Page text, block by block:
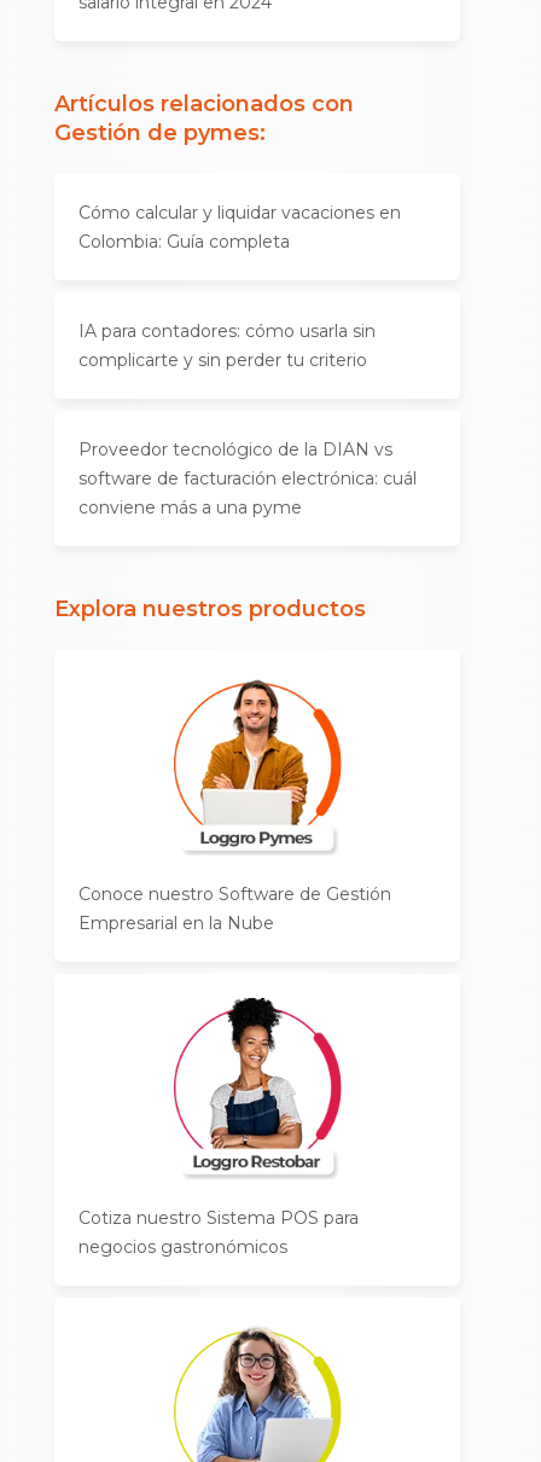
Artículos relacionados con
Gestión de pymes:
Cómo calcular y liquidar vacaciones en
Colombia: Guía completa
IA para contadores: cómo usarla sin
complicarte y sin perder tu criterio
Proveedor tecnológico de la DIAN vs
software de facturación electrónica: cuál
conviene más a una pyme
Explora nuestros productos
Conoce nuestro Software de Gestión
Empresarial en la Nube
Cotiza nuestro Sistema POS para
negocios gastronómicos